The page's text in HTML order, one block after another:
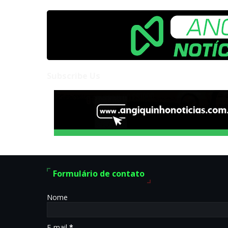
Formulário de contato
Nome